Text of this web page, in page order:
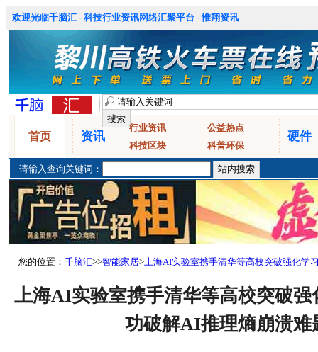
欢迎光临千脑汇 - 科技行业资讯网络汇聚平台 - 惟翔资讯
首页 资讯
行业资讯
公益热点
科技区块
科普环保
硬件
请输入查询关键词：
您的位置： 千脑汇>>智能家居>上海AI实验室携手清华等高校突破强化学
难题
上海AI实验室携手清华等高校突破强
功破解AI推理熵崩溃难